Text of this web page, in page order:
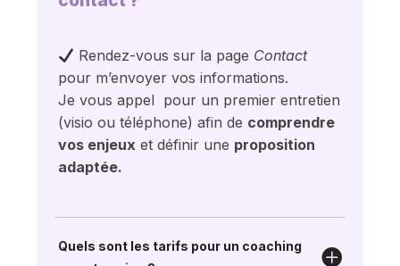
Rendez-vous sur la page Contact
pour m’envoyer vos informations.
Je vous appel pour un premier entretien
(visio ou téléphone) afin de comprendre
vos enjeux et définir une proposition
adaptée.
Quels sont les tarifs pour un coaching